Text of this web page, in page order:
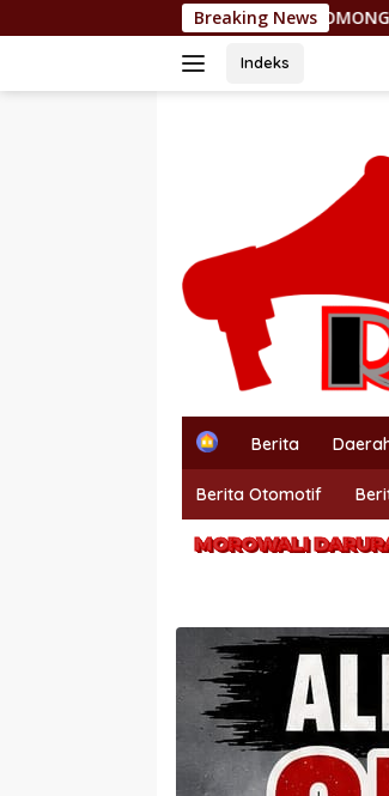
ke
Breaking News
OMONG KOSONG! JANTUNG
Indeks
H
m
e
Berita
Berita Otomotif
MOROWALI